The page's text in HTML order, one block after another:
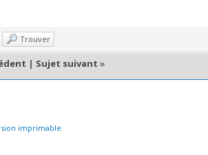
Trouver
| Sujet suivant »
imprimable